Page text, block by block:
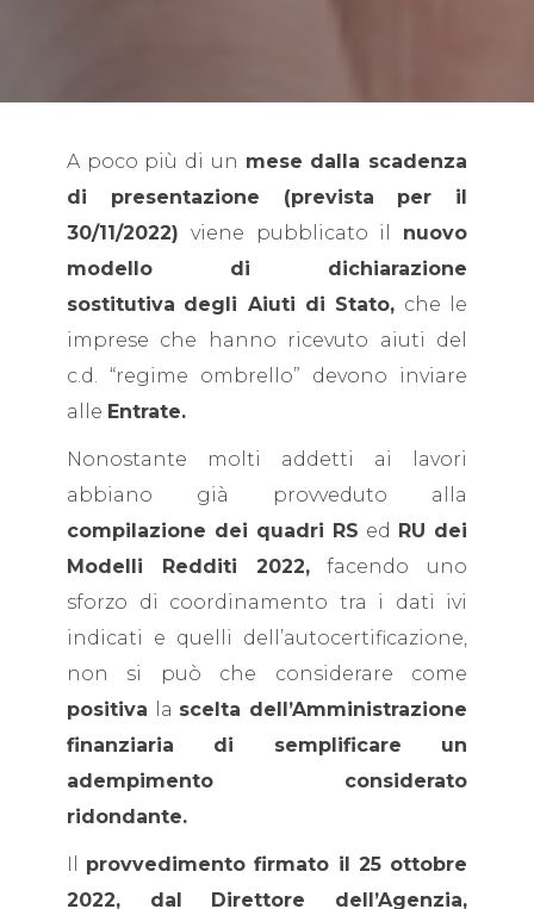
A poco più di un mese dalla scadenza
di presentazione (prevista per il
30/11/2022) viene pubblicato il nuovo
modello di dichiarazione
sostitutiva degli Aiuti di Stato, che le
imprese che hanno ricevuto aiuti del
c.d. “regime ombrello” devono inviare
alle Entrate.
Nonostante molti addetti ai lavori
abbiano già provveduto alla
compilazione dei quadri RS ed RU dei
Modelli Redditi 2022,facendo uno
sforzo di coordinamento tra i dati ivi
indicati e quelli dell’autocertificazione,
non si può che considerare come
positiva la scelta dell’Amministrazione
finanziaria di semplificare un
adempimento considerato
ridondante.
provvedimento firmato il 25 ottobre
2022, dal Direttore dell’Agenzia,